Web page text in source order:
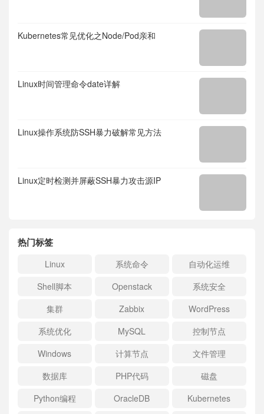
Kubernetes常见优化之Node/Pod亲和
Linux时间管理命令date详解
Linux操作系统防SSH暴力破解常见方法
Linux定时检测并屏蔽SSH暴力攻击源IP
热门标签
Linux 系统命令
自动化运维
Shell脚本
Openstack
系统安全
集群
Zabbix
WordPress
系统优化
MySQL
控制节点
Windows
计算节点
文件管理
数据库
PHP代码
磁盘
Python编程
OracleDB Kubernetes